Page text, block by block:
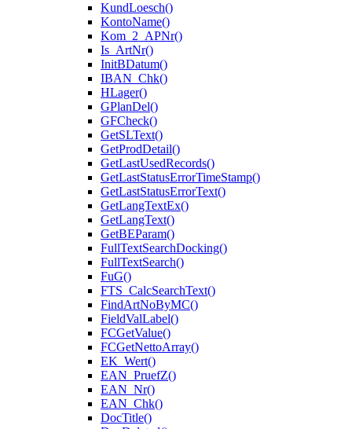
KundLoesch()
KontoName()
Kom_2_APNr()
Is_ArtNr()
InitBDatum()
IBAN_Chk()
HLager()
GPlanDel()
GFCheck()
GetSLText()
GetProdDetail()
GetLastUsedRecords()
GetLastStatusErrorTimeStamp()
GetLastStatusErrorText()
GetLangTextEx()
GetLangText()
GetBEParam()
FullTextSearchDocking()
FullTextSearch()
FuG()
FTS_CalcSearchText()
FindArtNoByMC()
FieldValLabel()
FCGetValue()
FCGetNettoArray()
EK_Wert()
EAN_PruefZ()
EAN_Nr()
EAN_Chk()
DocTitle()